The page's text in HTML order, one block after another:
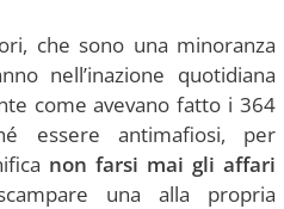
che sono una minoranza
nell’inazione quotidiana
come avevano fatto i 364
essere antimafiosi, per
non farsi mai gli affari
una alla propria